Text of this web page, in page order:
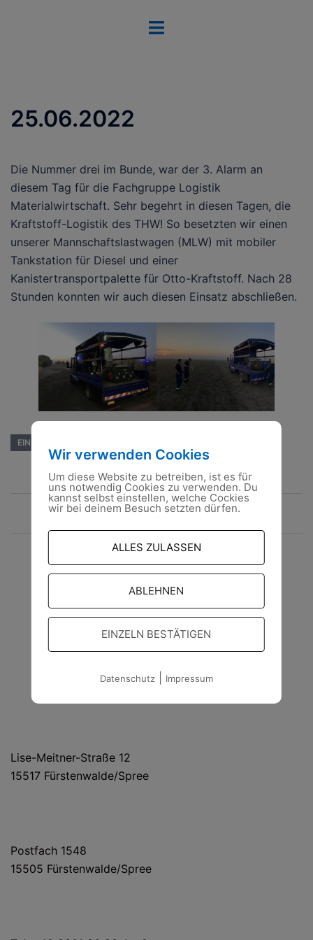
Menü
25.06.2022
Die Nummer drei im Bunde, war der 3. Alarm an
diesem Tag für die Fachgruppe Logistik
Materialwirtschaft. Sehr begehrt in diesen Tagen, die
Kraftstoff-Logistik des THW! So besetzten wir einen
unserer Mannschaftslastwagen (MLW) mit mobiler
Tankstation für Diesel und einer
Kanistertransportpalette für Otto-Kraftstoff. Nach 28
Stunden konnten wir auch diesen Einsatz abschließen.
EINSATZ
Beitragsnavigation
25.06.2022
05.07.2022
Lise-Meitner-Straße 12
15517 Fürstenwalde/Spree
Postfach 1548
15505 Fürstenwalde/Spree
Wir verwenden Cookies
Um diese Website zu betreiben, ist es für
uns notwendig Cookies zu verwenden. Du
kannst selbst einstellen, welche Cockies
wir bei deinem Besuch setzten dürfen.
ALLES ZULASSEN
ABLEHNEN
EINZELN BESTÄTIGEN
Datenschutz| Impressum